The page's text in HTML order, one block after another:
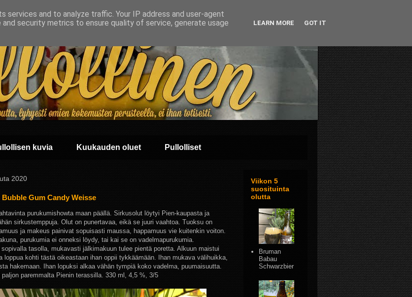
kuvia Kuukauden oluet Pullolliset
2020
Gum Candy Weisse
purukumishowta maan päällä. Sirkusolut löytyi Pien-kaupasta ja
sirkustemppuja. Olut on punertavaa, eikä se juuri vaahtoa. Tuoksu on
ja makeus painivat sopuisasti maussa, happamuus vie kuitenkin voiton.
purukumia ei onneksi löydy, tai kai se on vadelmapurukumia.
sopivalla tasolla, mukavasti jälkimakuun tulee pientä poretta. Alkuun maistui
loppua kohti tästä oikeastaan ihan oppii tykkäämään. Ihan mukava välihuikka,
hakemaan. Ihan lopuksi alkaa vähän tympiä koko vadelma, puumaisuutta.
paremmalta Pienin terassilla. 330 ml, 4,5 %, 3/5
Viikon 5
suosituinta
olutta
Bruman
Babau
Schwarzbier
services and to analyze traffic. Your IP address and user-agent
security metrics to ensure quality of service, generate usage
LEARN MORE GOT IT